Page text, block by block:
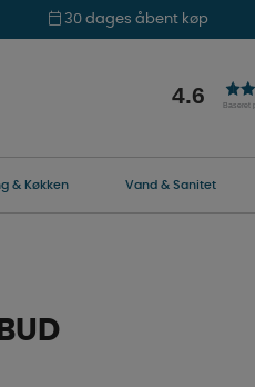
30 dages åbent køp
4.6 Baseret
& Køkken Vand & Sanitet